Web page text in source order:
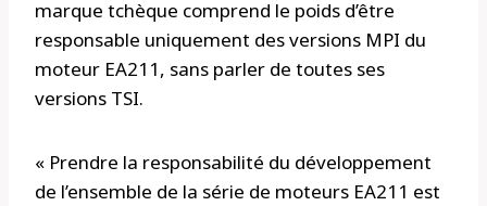
marque tchèque comprend le poids d’être
responsable uniquement des versions MPI du
moteur EA211, sans parler de toutes ses
versions TSI.
« Prendre la responsabilité du développement
de l’ensemble de la série de moteurs EA211 est